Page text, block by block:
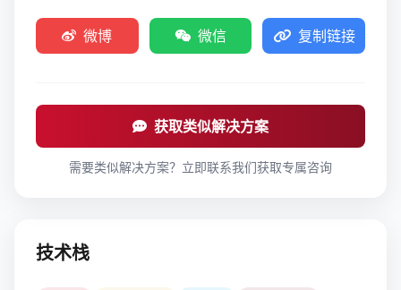
微博 微信 复制链接
获取类似解决方案
需要类似解决方案？立即联系我们获取专属咨询
技术栈